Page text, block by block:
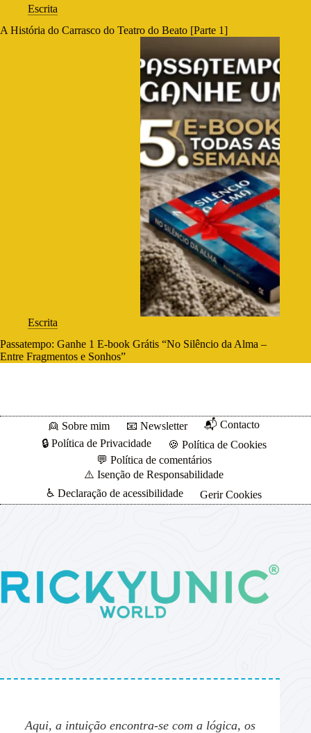
Escrita
A História do Carrasco do Teatro do Beato [Parte 1]
Escrita
Passatempo: Ganhe 1 E-book Grátis “No Silêncio da Alma –
Entre Fragmentos e Sonhos”
👱 Sobre mim 📧 Newsletter
📬 Contacto
🔒 Política de Privacidade
🍪 Política de Cookies
💬 Política de comentários
⚠️ Isenção de Responsabilidade
♿ Declaração de acessibilidade
Gerir Cookies
Aqui, a intuição encontra-se com a lógica, os